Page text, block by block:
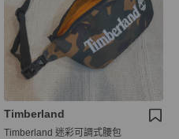
Timberland
Timberland 迷彩可調式腰包